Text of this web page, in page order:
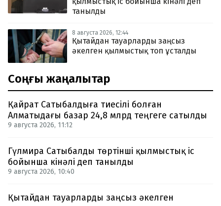
танылды
8 августа 2026, 12:44
Қытайдан тауарларды заңсыз
әкелген қылмыстық топ ұсталды
Соңғы жаңалықтар
Қайрат Сатыбалдыға тиесілі болған
Алматыдағы базар 24,8 млрд теңгеге сатылды
9 августа 2026, 11:12
Гүлмира Сатыбалды төртінші қылмыстық іс
бойынша кінәлі деп танылды
9 августа 2026, 10:40
Қытайдан тауарларды заңсыз әкелген